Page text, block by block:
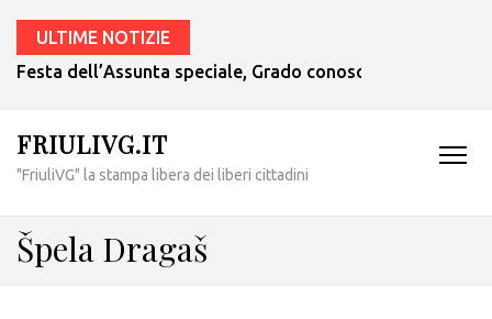
ULTIME NOTIZIE
Festa dell’Assunta speciale, Grado conoscerà il suo
FRIULIVG.IT
"FriuliVG" la stampa libera dei liberi cittadini
Špela Dragaš